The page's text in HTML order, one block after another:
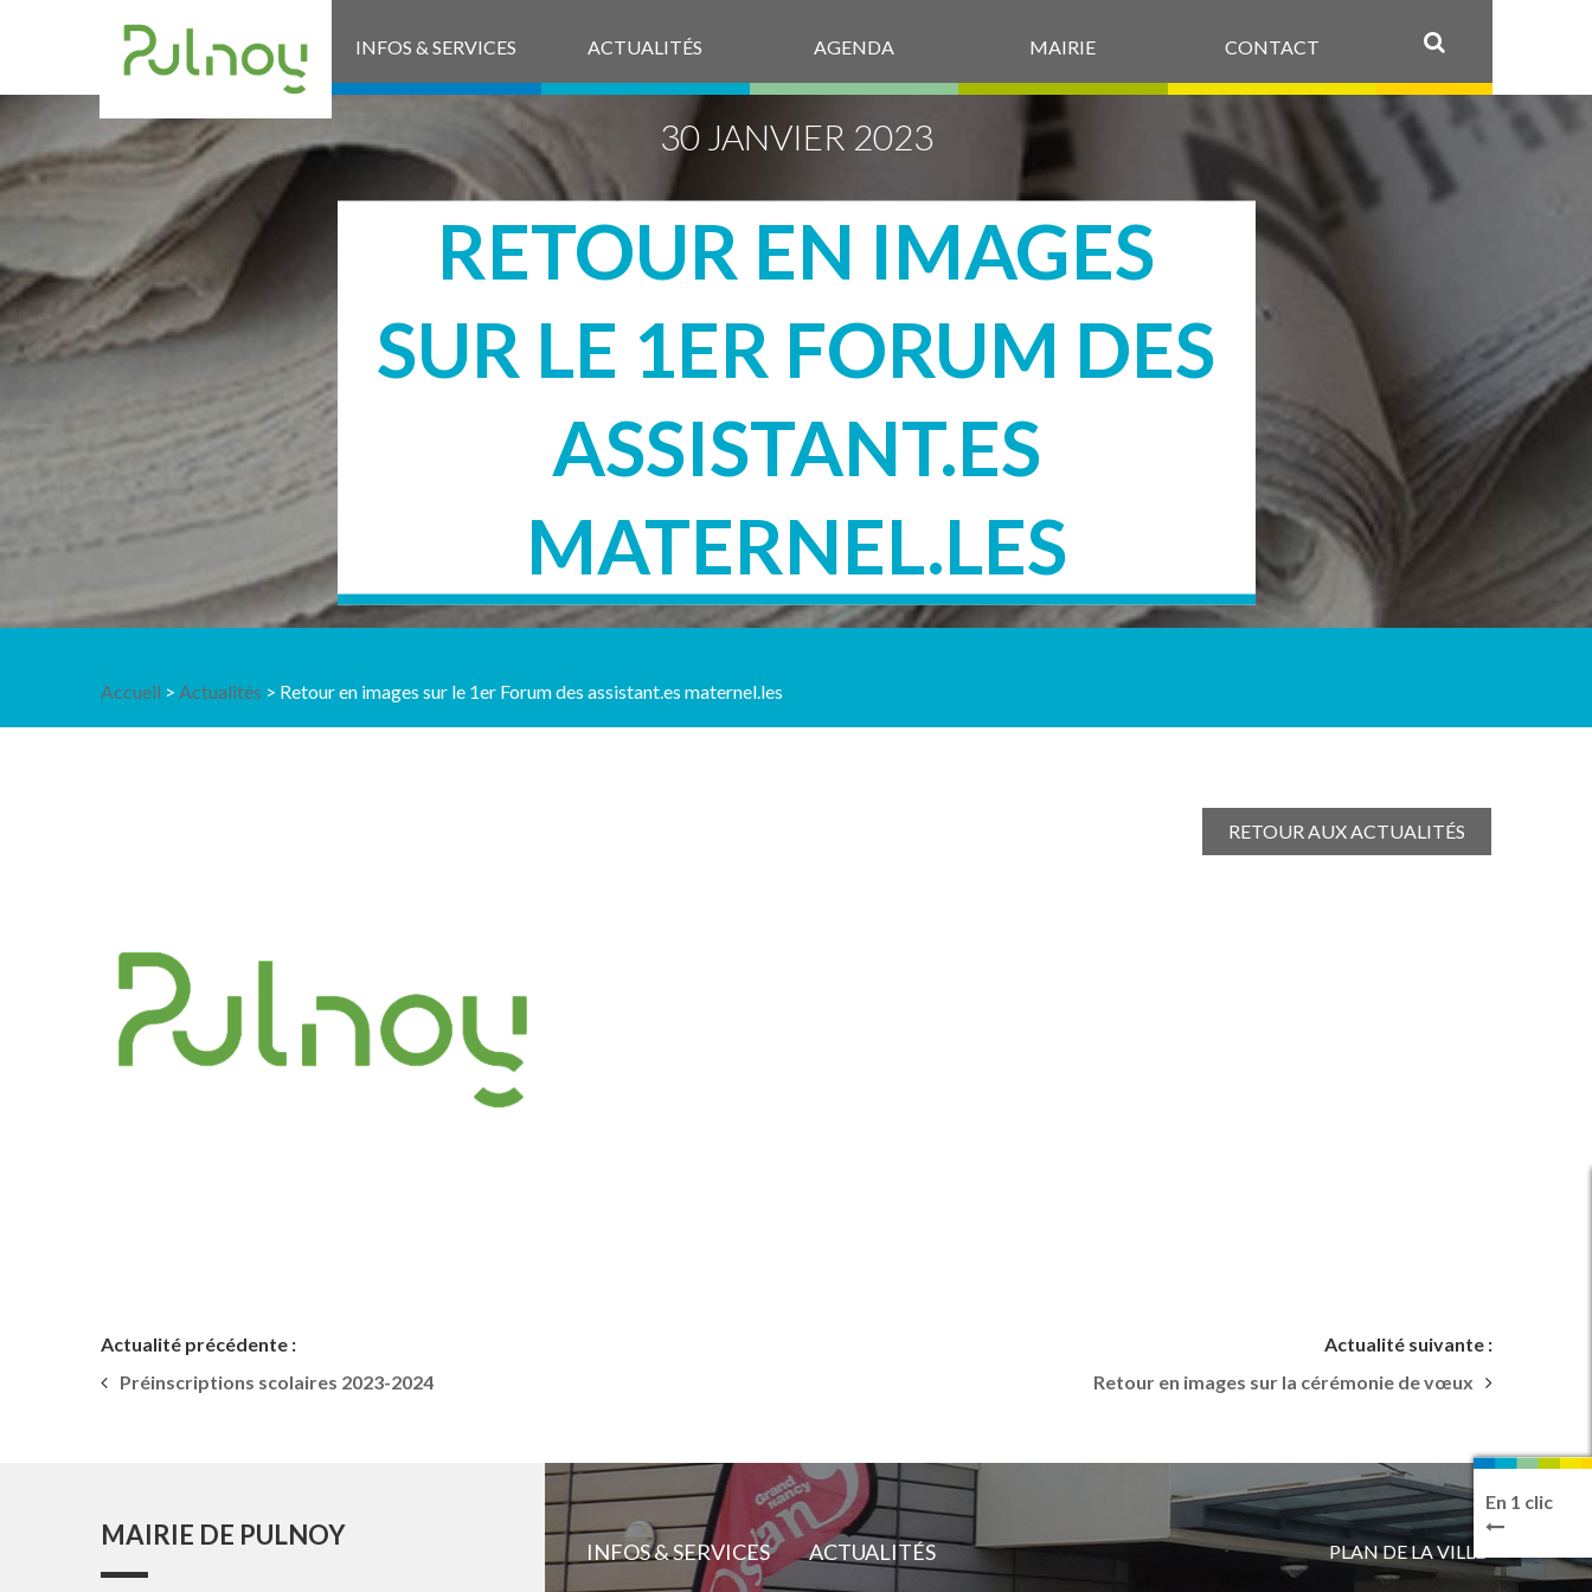
INFOS & SERVICES ACTUALITÉS AGENDA MAIRIE CONTACT
30 JANVIER 2023
RETOUR EN IMAGES
SUR LE 1ER FORUM DES
ASSISTANT.ES
MATERNEL.LES
Accueil > Actualités > Retour en images sur le 1er Forum des assistant.es maternel.les
RETOUR AUX ACTUALITÉS
Actualité précédente :
Préinscriptions scolaires 2023-2024
Actualité suivante :
Retour en images sur la cérémonie de vœux
En 1 clic
MAIRIE DE PULNOY
INFOS & SERVICES ACTUALITÉS PLAN DE LA VILLE